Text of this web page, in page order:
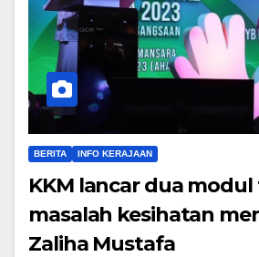
BERITA INFO KERAJAAN
KKM lancar dua
masalah kesihatan
Zaliha Mustafa